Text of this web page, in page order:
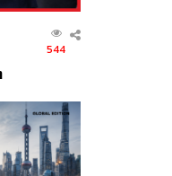
544